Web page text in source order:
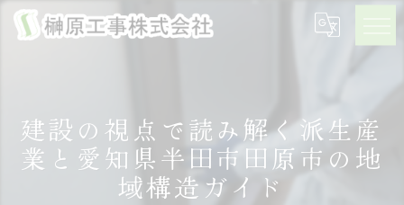
建設の視点で読み解く派生産
業と愛知県半田市田原市の地
域構造ガイド